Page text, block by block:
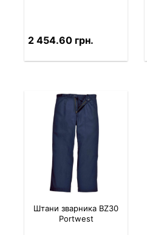
2 454.60 грн.
Штани зварника BZ30
Portwest